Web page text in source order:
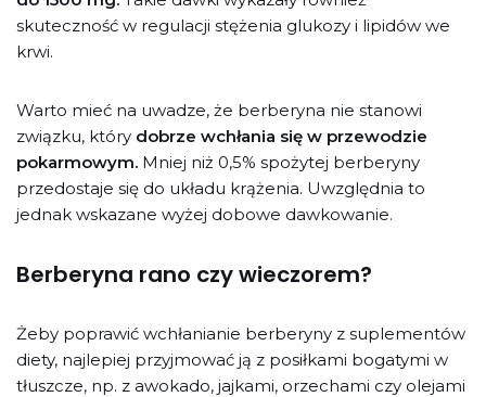
skuteczność w regulacji stężenia glukozy i lipidów we
krwi.
Warto mieć na uwadze, że berberyna nie stanowi
związku, który dobrze wchłania się w przewodzie
pokarmowym. Mniej niż 0,5% spożytej berberyny
przedostaje się do układu krążenia. Uwzględnia to
jednak wskazane wyżej dobowe dawkowanie.
Berberyna rano czy wieczorem?
Żeby poprawić wchłanianie berberyny z suplementów
diety, najlepiej przyjmować ją z posiłkami bogatymi w
tłuszcze, np. z awokado, jajkami, orzechami czy olejami